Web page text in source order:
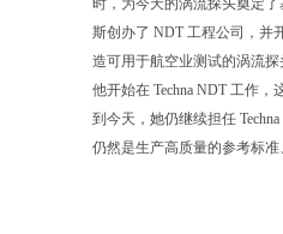
时，为今天的涡流探头奠定
斯创办了 NDT 工程公司，并
造可用于航空业测试的涡流
他开始在 Techna NDT 工作
到今天，她仍继续担任
仍然是生产高质量的参考标